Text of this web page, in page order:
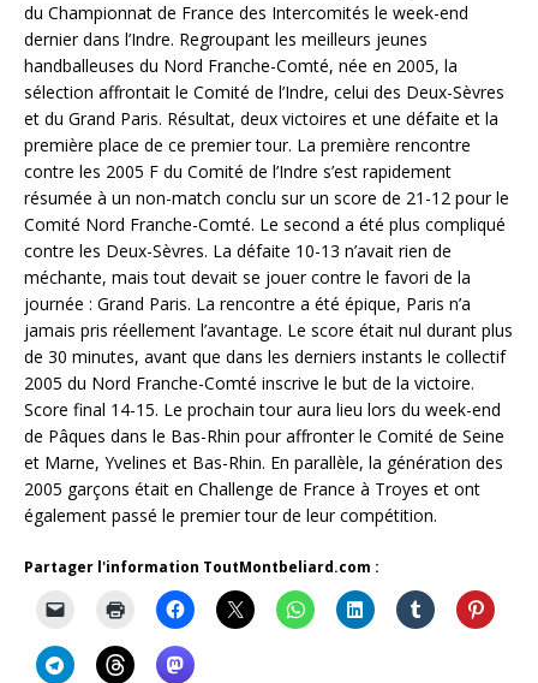
du Championnat de France des Intercomités le week-end
dernier dans l’Indre. Regroupant les meilleurs jeunes
handballeuses du Nord Franche-Comté, née en 2005, la
sélection affrontait le Comité de l’Indre, celui des Deux-Sèvres
et du Grand Paris. Résultat, deux victoires et une défaite et la
première place de ce premier tour. La première rencontre
contre les 2005 F du Comité de l’Indre s’est rapidement
résumée à un non-match conclu sur un score de 21-12 pour le
Comité Nord Franche-Comté. Le second a été plus compliqué
contre les Deux-Sèvres. La défaite 10-13 n’avait rien de
méchante, mais tout devait se jouer contre le favori de la
journée : Grand Paris. La rencontre a été épique, Paris n’a
jamais pris réellement l’avantage. Le score était nul durant plus
de 30 minutes, avant que dans les derniers instants le collectif
2005 du Nord Franche-Comté inscrive le but de la victoire.
Score final 14-15. Le prochain tour aura lieu lors du week-end
de Pâques dans le Bas-Rhin pour affronter le Comité de Seine
et Marne, Yvelines et Bas-Rhin. En parallèle, la génération des
2005 garçons était en Challenge de France à Troyes et ont
également passé le premier tour de leur compétition.
Partager l'information ToutMontbeliard.com :